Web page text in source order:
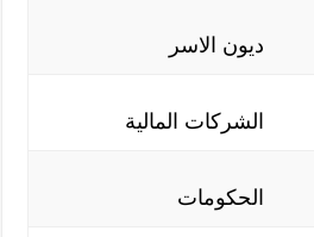
ديون الاسر
الشركات المالية
الحكومات